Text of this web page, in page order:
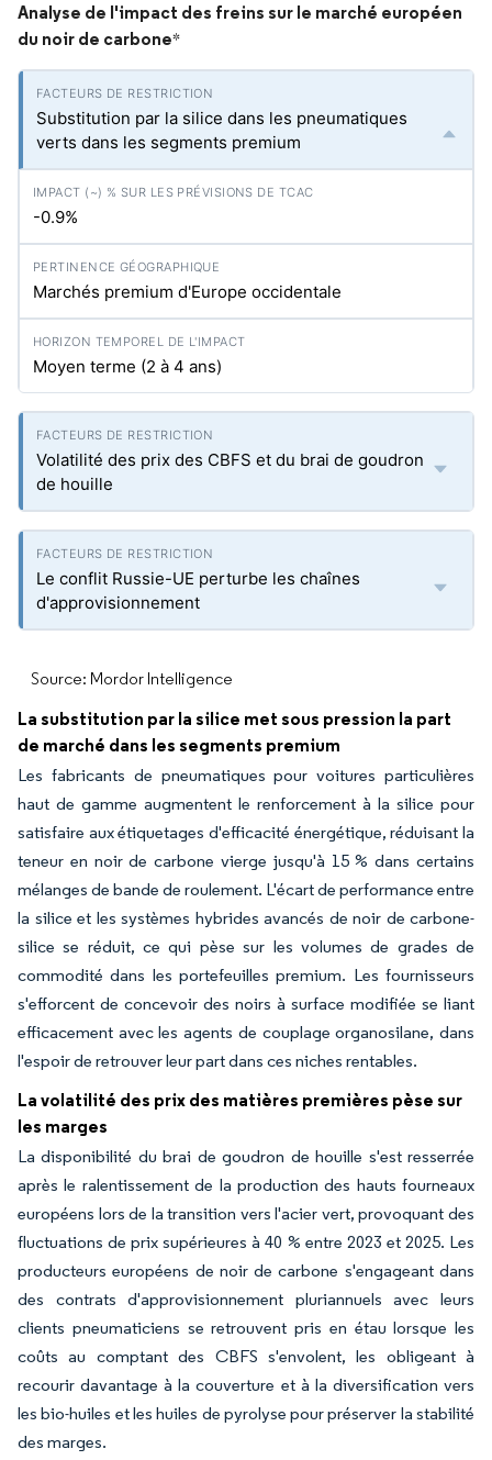
Analyse de l'impact des freins sur le marché européen
du noir de carbone*
Substitution par la silice dans les pneumatiques
verts dans les segments premium
-0.9%
Marchés premium d'Europe occidentale
Moyen terme (2 à 4 ans)
Volatilité des prix des CBFS et du brai de goudron
de houille
Le conflit Russie-UE perturbe les chaînes
d'approvisionnement
Source: Mordor Intelligence
La substitution par la silice met sous pression la part
de marché dans les segments premium
Les fabricants de pneumatiques pour voitures particulières
haut de gamme augmentent le renforcement à la silice pour
satisfaire aux étiquetages d'efficacité énergétique, réduisant la
teneur en noir de carbone vierge jusqu'à 15 % dans certains
mélanges de bande de roulement. L'écart de performance entre
la silice et les systèmes hybrides avancés de noir de carbone-
silice se réduit, ce qui pèse sur les volumes de grades de
commodité dans les portefeuilles premium. Les fournisseurs
s'efforcent de concevoir des noirs à surface modifiée se liant
efficacement avec les agents de couplage organosilane, dans
l'espoir de retrouver leur part dans ces niches rentables.
La volatilité des prix des matières premières pèse sur
les marges
La disponibilité du brai de goudron de houille s'est resserrée
après le ralentissement de la production des hauts fourneaux
européens lors de la transition vers l'acier vert, provoquant des
fluctuations de prix supérieures à 40 % entre 2023 et 2025. Les
producteurs européens de noir de carbone s'engageant dans
des contrats d'approvisionnement pluriannuels avec leurs
clients pneumaticiens se retrouvent pris en étau lorsque les
coûts au comptant des CBFS s'envolent, les obligeant à
recourir davantage à la couverture et à la diversification vers
les bio-huiles et les huiles de pyrolyse pour préserver la stabilité
des marges.